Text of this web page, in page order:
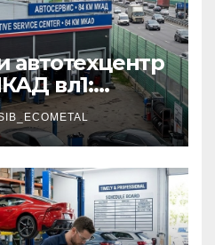
автотехцентр
вл1:
и режим